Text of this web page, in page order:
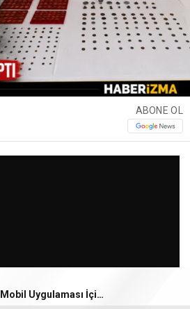
ABONE OL
HAYAT 112 Acil Mobil Uygulaması İçin Yeni Kamu Spotu Yayında